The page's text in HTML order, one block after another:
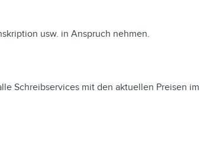
usw. in Anspruch nehmen.
Schreibservices mit den aktuellen Preisen